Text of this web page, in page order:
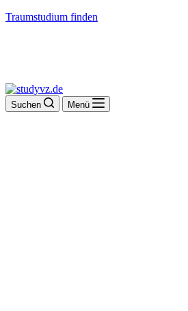
Traumstudium finden
Suchen Menü